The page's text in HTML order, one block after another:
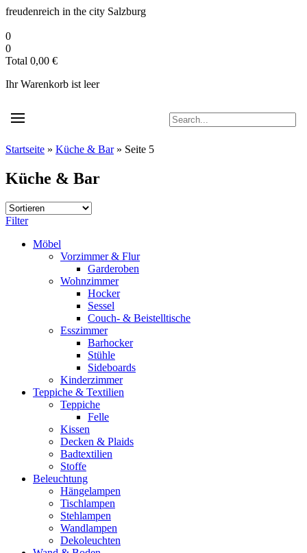
Zum
springen
freudenreich in the city Salzburg
0
0
Total 0,00 €
Ihr Warenkorb ist leer
Startseite » Küche & Bar» Seite 5
Küche & Bar
Filter
Möbel
Vorzimmer & Flur
Garderoben
Wohnzimmer
Hocker
Sessel
Couch- & Beistelltische
Esszimmer
Barhocker
Stühle
Sideboards
Kinderzimmer
Teppiche & Textilien
Teppiche
Felle
Kissen
Decken & Plaids
Badtextilien
Stoffe
Beleuchtung
Hängelampen
Tischlampen
Stehlampen
Wandlampen
Dekoleuchten